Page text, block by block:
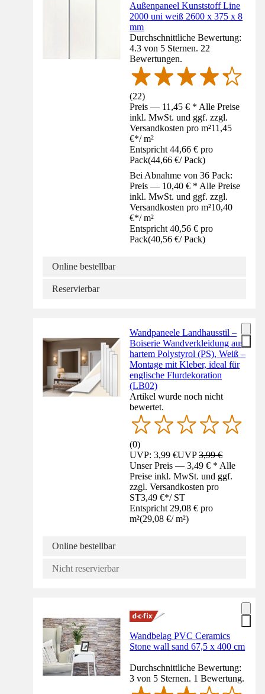
Außenpaneel Kunststoff Line
2000 uni weiß 2600 x 375 x 8
mm
Durchschnittliche Bewertung:
4.3 von 5 Sternen. 22
Bewertungen.
(22)
Preis — 11,45 € * Alle Preise
inkl. MwSt. und ggf. zzgl.
Versandkosten pro m²11,45
€*/ m²
Entspricht 44,66 € pro
Pack(44,66 €/ Pack)
Bei Abnahme von 36 Pack:
Preis — 10,40 € * Alle Preise
inkl. MwSt. und ggf. zzgl.
Versandkosten pro m²10,40
€*/ m²
Entspricht 40,56 € pro
Pack(40,56 €/ Pack)
Online bestellbar
Reservierbar
Wandpaneele Landhausstil –
Boiserie Wandverkleidung aus
hartem Polystyrol (PS), Weiß –
Montage mit Kleber, ideal für
englische Flurdekoration
(LB02)
Artikel wurde noch nicht
bewertet.
(0)
UVP: 3,99 €UVP3,99 €
Unser Preis — 3,49 € * Alle
Preise inkl. MwSt. und ggf.
zzgl. Versandkosten pro
ST3,49 €*/ ST
Entspricht 29,08 € pro
m²(29,08 €/ m²)
Online bestellbar
Nicht reservierbar
Wandbelag PVC Ceramics
Stone wall sand 67,5 x 400 cm
Durchschnittliche Bewertung:
3 von 5 Sternen. 1 Bewertung.